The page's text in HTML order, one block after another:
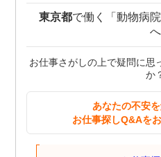
東京都で働く「動物病
へ
お仕事さがしの上で疑問に思
か
あなたの不安
お仕事探しQ&Aを